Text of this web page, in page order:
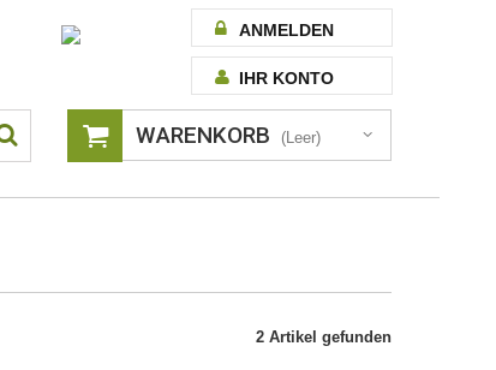
ANMELDEN
IHR KONTO
WARENKORB (Leer)
2 Artikel gefunden